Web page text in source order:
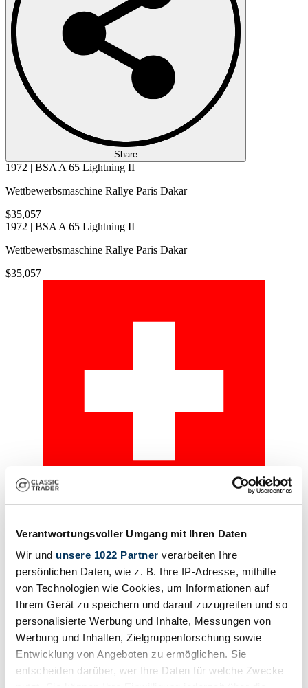
Verantwortungsvoller Umgang mit Ihren Daten
Wir und unsere 1022 Partner verarbeiten Ihre
persönlichen Daten, wie z. B. Ihre IP-Adresse, mithilfe
von Technologien wie Cookies, um Informationen auf
Ihrem Gerät zu speichern und darauf zuzugreifen und so
personalisierte Werbung und Inhalte, Messungen von
Werbung und Inhalten, Zielgruppenforschung sowie
Entwicklung von Angeboten zu ermöglichen. Sie
entscheiden darüber, wer Ihre Daten für welche Zwecke
Share
1972 | BSA A 65 Lightning II
Wettbewerbsmaschine Rallye Paris Dakar
$35,057
1972 | BSA A 65 Lightning II
Wettbewerbsmaschine Rallye Paris Dakar
$35,057